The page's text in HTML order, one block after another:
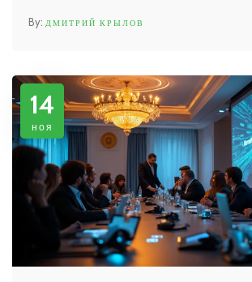
эффективным инструментом для
целей компании.
ДМИТРИЙ КРЫЛОВ
14
ноя